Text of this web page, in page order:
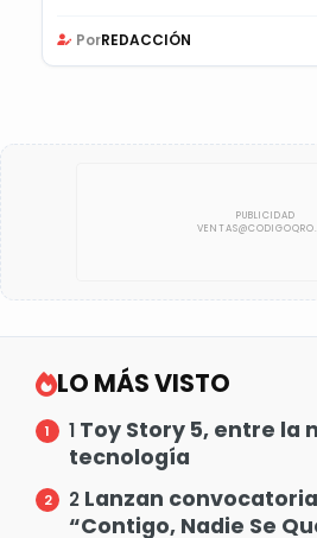
PorREDACCIÓN
LO MÁS VISTO
1 Toy Story 5, entre la
tecnología
2 Lanzan
“Contigo, Nadie Se